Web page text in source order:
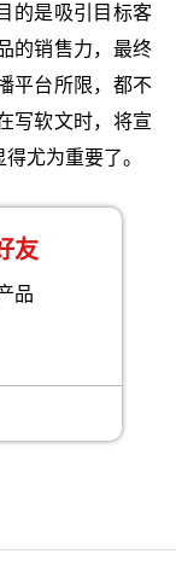
的是吸引目标客
的销售力，最终
平台所限，都不
写软文时，将宣
尤为重要了。
友
品